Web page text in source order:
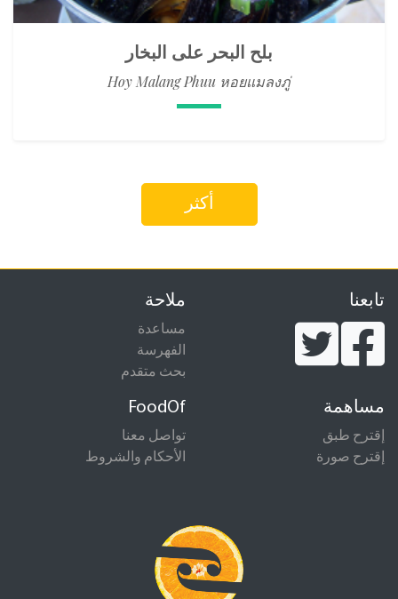
بلح البحر على البخار
Hoy Malang Phuu หอยแมลงภู่
أكثر
تابعنا ملاحة
مساعدة
الفهرسة
بحث متقدم
مساهمة
إقترح طبق
إقترح صورة
FoodOf
تواصل معنا
الأحكام والشروط